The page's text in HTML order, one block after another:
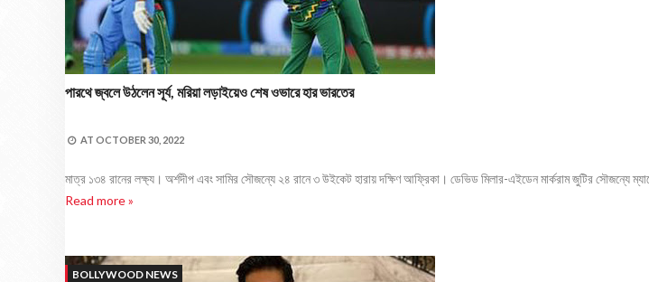
পারথে জ্বলে উঠলেন সূর্য, মরিয়া লড়াইয়েও শেষ ওভারে হার ভারতের
AT OCTOBER 30, 2022
মাত্র ১৩৪ রানের লক্ষ্য। অর্শদীপ এবং সামির সৌজন্যে ২৪ রানে ৩ উইকেট হারায় দক্ষিণ আফ্রিকা। ডেভিড মিলার-এইডেন মার্করাম জুটির সৌজন্যে
Read more »
BOLLYWOOD NEWS